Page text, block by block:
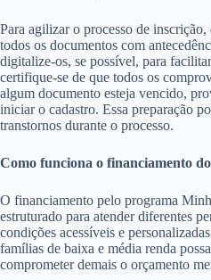
Para agilizar o processo de
todos os documentos com
digitalize-os, se possível, para
certifique-se de que todos os
algum documento esteja vencido,
iniciar o cadastro. Essa preparação
transtornos durante o processo.
Como funciona o financiamento
O financiamento pelo programa
estruturado para atender diferentes
condições acessíveis e
famílias de baixa e média renda
comprometer demais o orçamento